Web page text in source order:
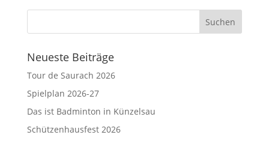
Neueste Beiträge
Tour de Saurach 2026
Spielplan 2026-27
Das ist Badminton in Künzelsau
Schützenhausfest 2026